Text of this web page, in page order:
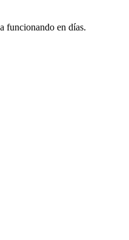
funcionando en días.